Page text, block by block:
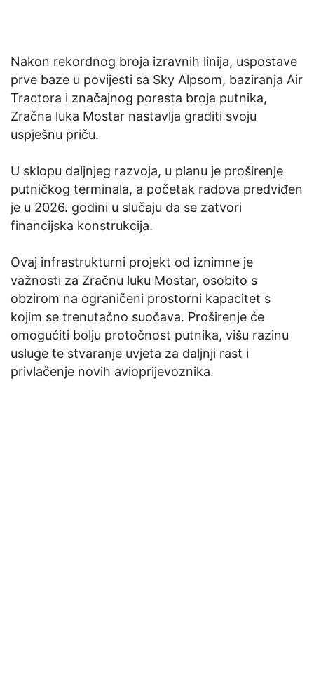
Nakon rekordnog broja izravnih linija, uspostave
prve baze u povijesti sa Sky Alpsom, baziranja Air
Tractora i značajnog porasta broja putnika,
Zračna luka Mostar nastavlja graditi svoju
uspješnu priču.
U sklopu daljnjeg razvoja, u planu je proširenje
putničkog terminala, a početak radova predviđen
je u 2026. godini u slučaju da se zatvori
financijska konstrukcija.
Ovaj infrastrukturni projekt od iznimne je
važnosti za Zračnu luku Mostar, osobito s
obzirom na ograničeni prostorni kapacitet s
kojim se trenutačno suočava. Proširenje će
omogućiti bolju protočnost putnika, višu razinu
usluge te stvaranje uvjeta za daljnji rast i
privlačenje novih avioprijevoznika.